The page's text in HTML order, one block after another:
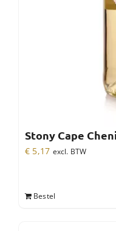
Stony Cape
€ 5,17 excl. BTW
Bestel